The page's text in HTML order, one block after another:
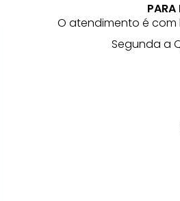
PARA
O atendimento é
Segunda a